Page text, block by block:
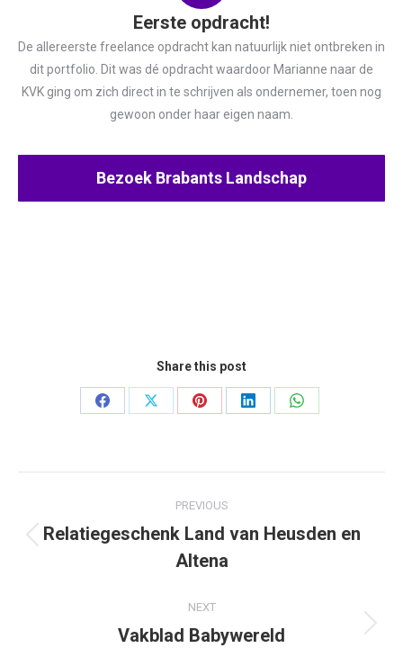
Eerste opdracht!
De allereerste freelance opdracht kan natuurlijk niet ontbreken in
dit portfolio. Dit was dé opdracht waardoor Marianne naar de
KVK ging om zich direct in te schrijven als ondernemer, toen nog
gewoon onder haar eigen naam.
Bezoek Brabants Landschap
Share this post
Share
Share
Share
Share
Share
navigation
PREVIOUS
Previous
project:
Relatiegeschenk Land van Heusden en
Altena
NEXT
Next
Vakblad Babywereld